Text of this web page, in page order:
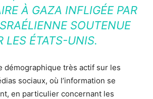
À GAZA INFLIGÉE PAR
SOUTENUE
LES ÉTATS-UNIS.
démographique très actif sur les
sociaux, où l’information se
en particulier concernant les